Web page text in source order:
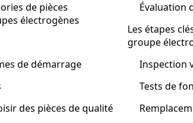
de pièces
électrogènes
de démarrage
des pièces de qualité
Évaluation
Les étapes
groupe
Inspection
Tests de